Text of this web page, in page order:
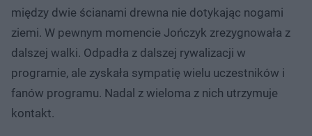
między dwie ścianami drewna nie dotykając nogami
ziemi. W pewnym momencie Jończyk zrezygnowała z
dalszej walki. Odpadła z dalszej rywalizacji w
programie, ale zyskała sympatię wielu uczestników i
fanów programu. Nadal z wieloma z nich utrzymuje
kontakt.